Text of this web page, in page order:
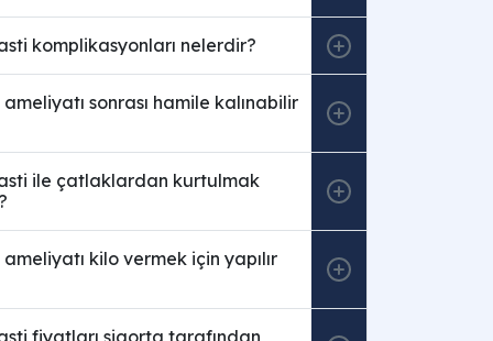
komplikasyonları nelerdir?
sonrası hamile kalınabilir
ile çatlaklardan kurtulmak
kilo vermek için yapılır
fiyatları sigorta tarafından